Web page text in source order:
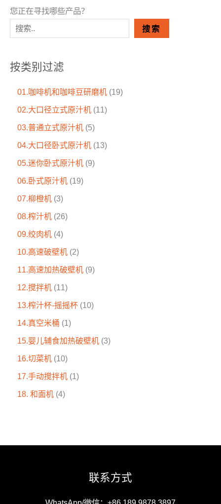
您正在寻找哪些产品？
搜索
按类别过滤
01.咖啡机和咖啡豆研磨机 19
02.大口径立式原汁机 11
03.普通立式原汁机 5
04.大口径卧式原汁机 13
05.迷你卧式原汁机 9
06.卧式原汁机 19
07.柳橙机 3
08.榨汁机 26
09.绞肉机 4
10.高速破壁机 2
11.高速加热破壁机 9
12.搅拌机 11
13.榨汁杯-摇摇杯 10
14.真空米桶 1
15.婴儿辅食加热破壁机 3
16.切菜机 10
17.手动搅拌机 1
18. 和面机 4
联系方式